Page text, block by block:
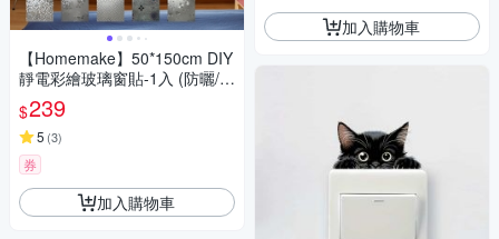
【Homemake】50*150cm DIY
靜電彩繪玻璃窗貼-1入 (防曬/遮
陽/玻璃貼/保護隱私/美化佈置)
$239
5 (3)
券
加入購物車
加入購物車